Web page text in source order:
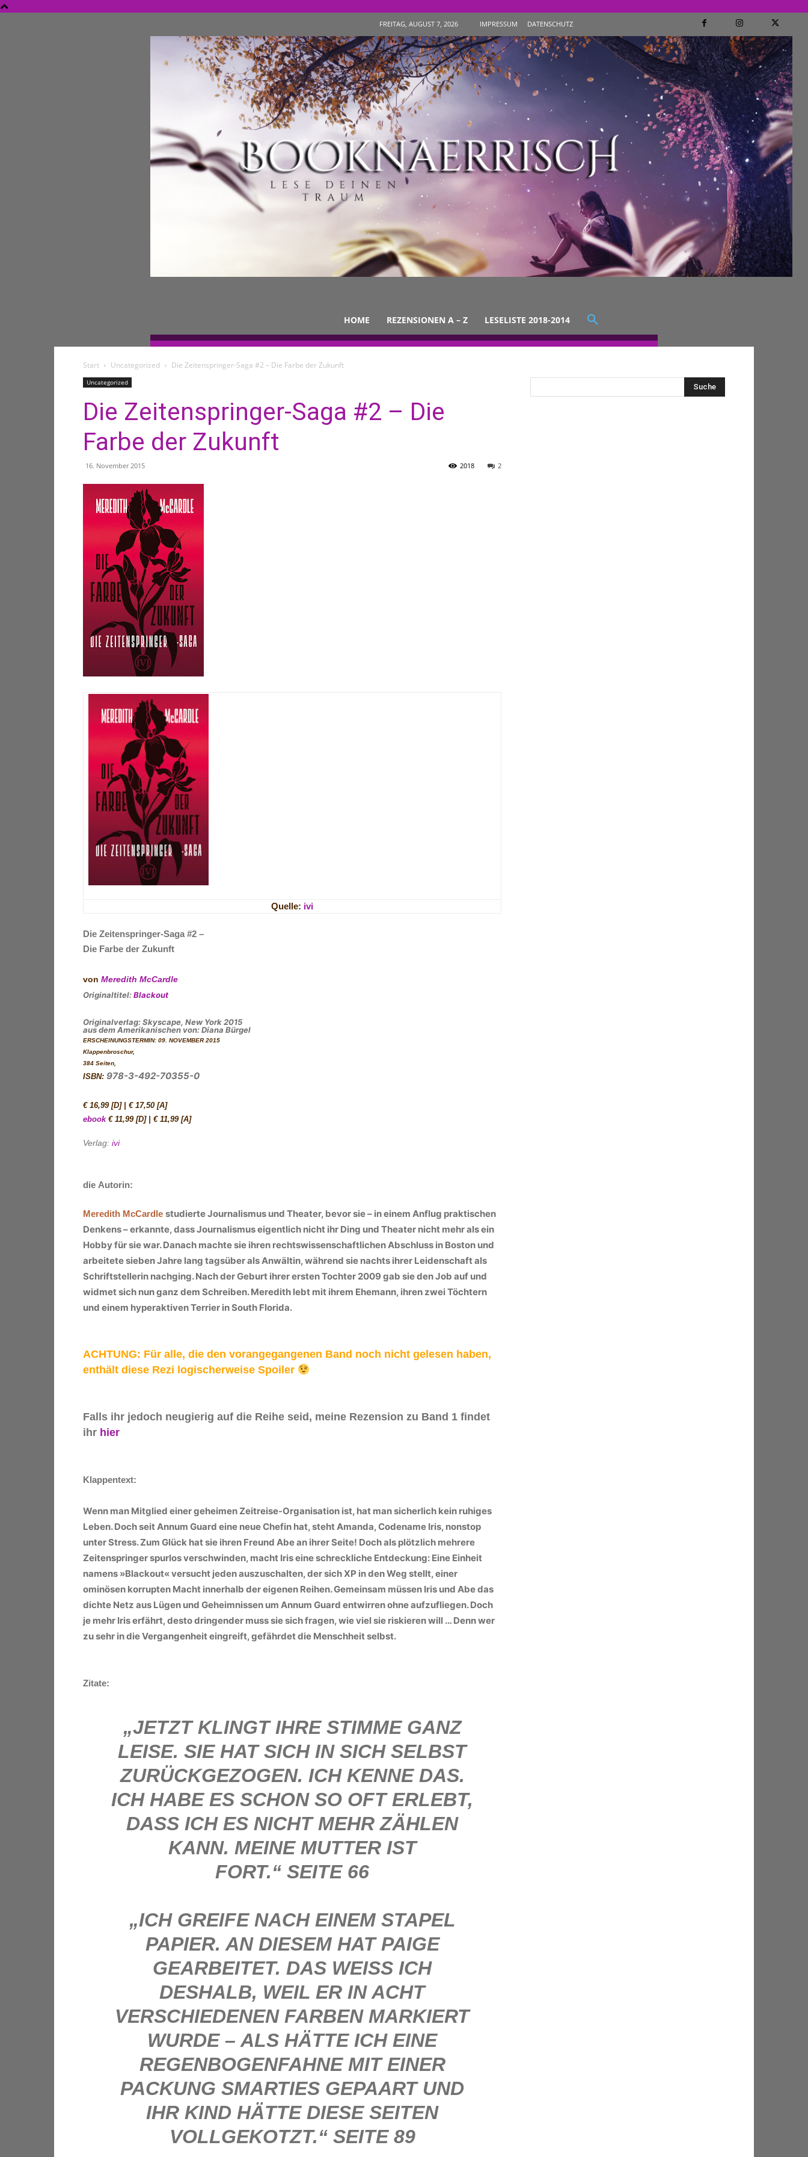
FREITAG, AUGUST 7, 2026 IMPRESSUM DATENSCHUTZ
HOME REZENSIONEN A – Z LESELISTE 2018-2014
Start Uncategorized Die Zeitenspringer-Saga #2 – Die Farbe der Zukunft
Uncategorized
Die Zeitenspringer-Saga #2 – Die
Farbe der Zukunft
16. November 2015 2
2018
Quelle: ivi
Die Zeitenspringer-Saga #2 –
Die Farbe der Zukunft
von Meredith McCardle
Originaltitel:Blackout
Originalverlag:Skyscape, New York 2015
aus dem Amerikanischen von: Diana Bürgel
ERSCHEINUNGSTERMIN: 09. NOVEMBER 2015
Klappenbroschur,
384 Seiten,
ISBN: 978-3-492-70355-0
€ 16,99 [D] | € 17,50 [A]
ebook € 11,99 [D] | € 11,99 [A]
Verlag: ivi
die Autorin:
Meredith McCardle studierte Journalismus und Theater, bevor sie – in einem Anflug praktischen
Denkens – erkannte, dass Journalismus eigentlich nicht ihr Ding und Theater nicht mehr als ein
Hobby für sie war. Danach machte sie ihren rechtswissenschaftlichen Abschluss in Boston und
arbeitete sieben Jahre lang tagsüber als Anwältin, während sie nachts ihrer Leidenschaft als
Schriftstellerin nachging. Nach der Geburt ihrer ersten Tochter 2009 gab sie den Job auf und
widmet sich nun ganz dem Schreiben. Meredith lebt mit ihrem Ehemann, ihren zwei Töchtern
und einem hyperaktiven Terrier in South Florida.
ACHTUNG: Für alle, die den vorangegangenen Band noch nicht gelesen haben,
enthält diese Rezi logischerweise Spoiler
Falls ihr jedoch neugierig auf die Reihe seid, meine Rezension zu Band 1 findet
ihr hier
Klappentext:
Wenn man Mitglied einer geheimen Zeitreise-Organisation ist, hat man sicherlich kein ruhiges
Leben. Doch seit Annum Guard eine neue Chefin hat, steht Amanda, Codename Iris, nonstop
unter Stress. Zum Glück hat sie ihren Freund Abe an ihrer Seite! Doch als plötzlich mehrere
Zeitenspringer spurlos verschwinden, macht Iris eine schreckliche Entdeckung: Eine Einheit
namens »Blackout« versucht jeden auszuschalten, der sich XP in den Weg stellt, einer
ominösen korrupten Macht innerhalb der eigenen Reihen. Gemeinsam müssen Iris und Abe das
dichte Netz aus Lügen und Geheimnissen um Annum Guard entwirren ohne aufzufliegen. Doch
je mehr Iris erfährt, desto dringender muss sie sich fragen, wie viel sie riskieren will … Denn wer
zu sehr in die Vergangenheit eingreift, gefährdet die Menschheit selbst.
Zitate:
„JETZT KLINGT IHRE STIMME GANZ
LEISE. SIE HAT SICH IN SICH SELBST
ZURÜCKGEZOGEN. ICH KENNE DAS.
ICH HABE ES SCHON SO OFT ERLEBT,
DASS ICH ES NICHT MEHR ZÄHLEN
KANN. MEINE MUTTER IST
FORT.“ SEITE 66
„ICH GREIFE NACH EINEM STAPEL
PAPIER. AN DIESEM HAT PAIGE
GEARBEITET. DAS WEISS ICH D
ESHALB, WEIL ER IN ACHT V
ERSCHIEDENEN FARBEN MARKIERT W
URDE – ALS HÄTTE ICH EINE R
EGENBOGENFAHNE MIT EINER P
ACKUNG SMARTIES GEPAART UND I
HR KIND HÄTTE DIESE SEITEN V
OLLGEKOTZT.“ SEITE 89